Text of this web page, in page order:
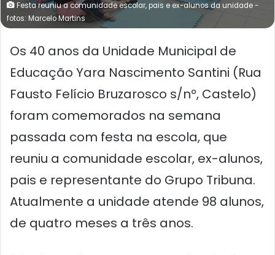
Festa reuniu a comunidade escolar, pais e ex-alunos da unidade -
fotos: Marcelo Martins
Os 40 anos da Unidade Municipal de
Educação Yara Nascimento Santini (Rua
Fausto Felício Bruzarosco s/nº, Castelo)
foram comemorados na semana
passada com festa na escola, que
reuniu a comunidade escolar, ex-alunos,
pais e representante do Grupo Tribuna.
Atualmente a unidade atende 98 alunos,
de quatro meses a três anos.